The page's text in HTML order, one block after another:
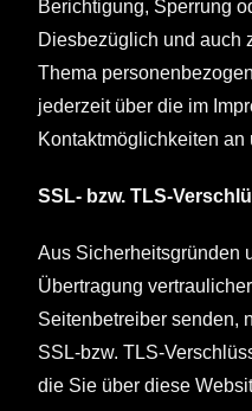
Berichtigung, Sperrung
Diesbezüglich und auch
Thema
jederzeit über die im
Kontaktmöglichkeiten an
SSL- bzw. TLS-
Aus Sicherheitsgründen
Übertragung
Seitenbetreiber senden,
SSL-bzw. TLS-
die Sie über diese